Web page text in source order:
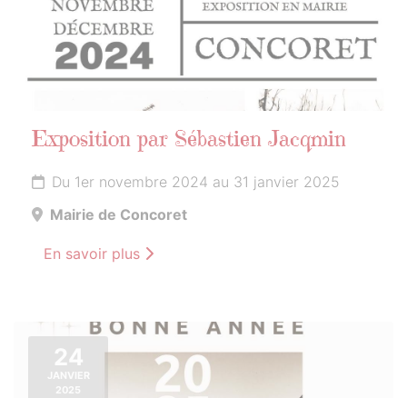
Exposition par Sébastien Jacqmin
Du 1er novembre 2024 au 31 janvier 2025
Mairie de Concoret
En savoir plus
24
JANVIER
2025